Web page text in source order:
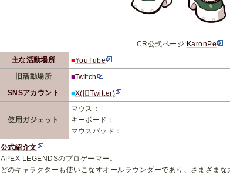
CR公式ページ: KaronPe
主な活動場所
■YouTube
旧活動場所
■Twitch
SNSアカウント
■X(旧Twitter)
使用ガジェット
マウス：
キーボード：
マウスパッド：
公式紹介文
APEX LEGENDSのプロゲーマー。
どのキャラクターも使いこなすオールラウンダーであり、さまざまな